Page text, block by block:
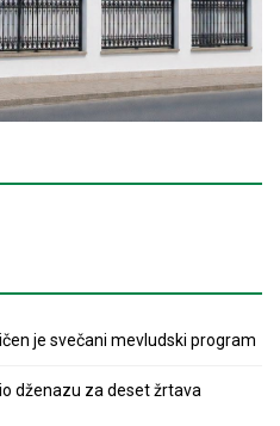
je svečani mevludski program
dženazu za deset žrtava